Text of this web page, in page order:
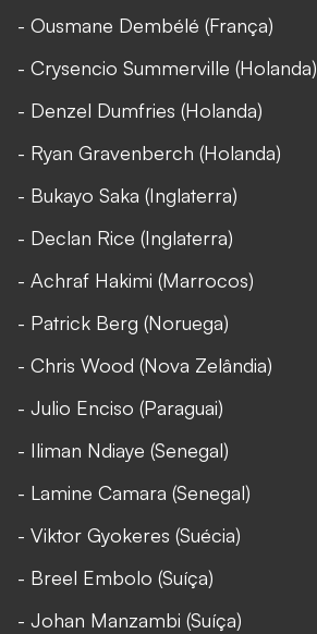
- Ousmane Dembélé (França)
- Crysencio Summerville (Holanda)
- Denzel Dumfries (Holanda)
- Ryan Gravenberch (Holanda)
- Bukayo Saka (Inglaterra)
- Declan Rice (Inglaterra)
- Achraf Hakimi (Marrocos)
- Patrick Berg (Noruega)
- Chris Wood (Nova Zelândia)
- Julio Enciso (Paraguai)
- Iliman Ndiaye (Senegal)
- Lamine Camara (Senegal)
- Viktor Gyokeres (Suécia)
- Breel Embolo (Suíça)
- Johan Manzambi (Suíça)